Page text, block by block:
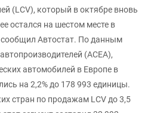
(LCV), который в октябре вновь
остался на шестом месте в
сообщил Автостат. По данным
(АСЕА),
автомобилей в Европе в
на 2,2% до 178 993 единицы.
стран по продажам LCV до 3,5